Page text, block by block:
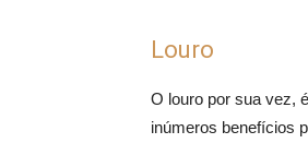
Louro
O louro por sua vez,
inúmeros benefícios